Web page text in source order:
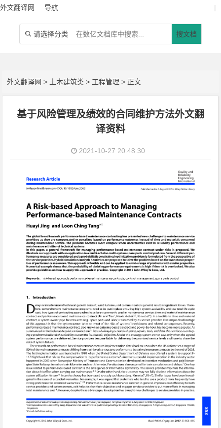
外文翻译网 导航 |
 请选择分类 搜文档
外文翻译网 > 土木建筑类 > 工程管理 > 正文
基于风险管理及绩效的合同维护方法外文翻
译资料
2021-10-27 20:48:30